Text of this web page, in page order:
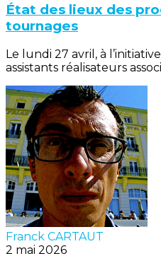
État des lieux des
tournages
Le lundi 27 avril, à
assistants réalisateurs
Franck CARTAUT
2 mai 2026